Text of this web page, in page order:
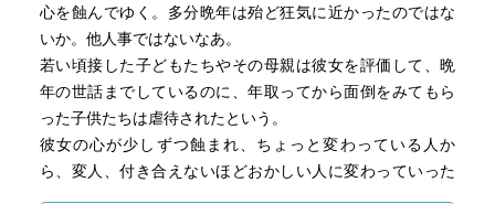
心を蝕んでゆく。多分晩年は殆ど狂気に近かったのではな
いか。他人事ではないなあ。
若い頃接した子どもたちやその母親は彼女を評価して、晩
年の世話までしているのに、年取ってから面倒をみてもら
った子供たちは虐待されたという。
彼女の心が少しずつ蝕まれ、ちょっと変わっている人か
ら、変人、付き合えないほどおかしい人に変わっていった